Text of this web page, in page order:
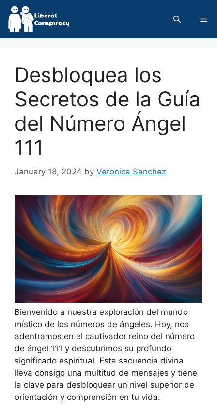
Skip
content
Desbloquea los
Secretos de la Guía
del Número Ángel
111
January 18, 2024 by Veronica Sanchez
Bienvenido a nuestra exploración del mundo
místico de los números de ángeles. Hoy, nos
adentramos en el cautivador reino del número
de ángel 111 y descubrimos su profundo
significado espiritual. Esta secuencia divina
lleva consigo una multitud de mensajes y tiene
la clave para desbloquear un nivel superior de
orientación y comprensión en tu vida.